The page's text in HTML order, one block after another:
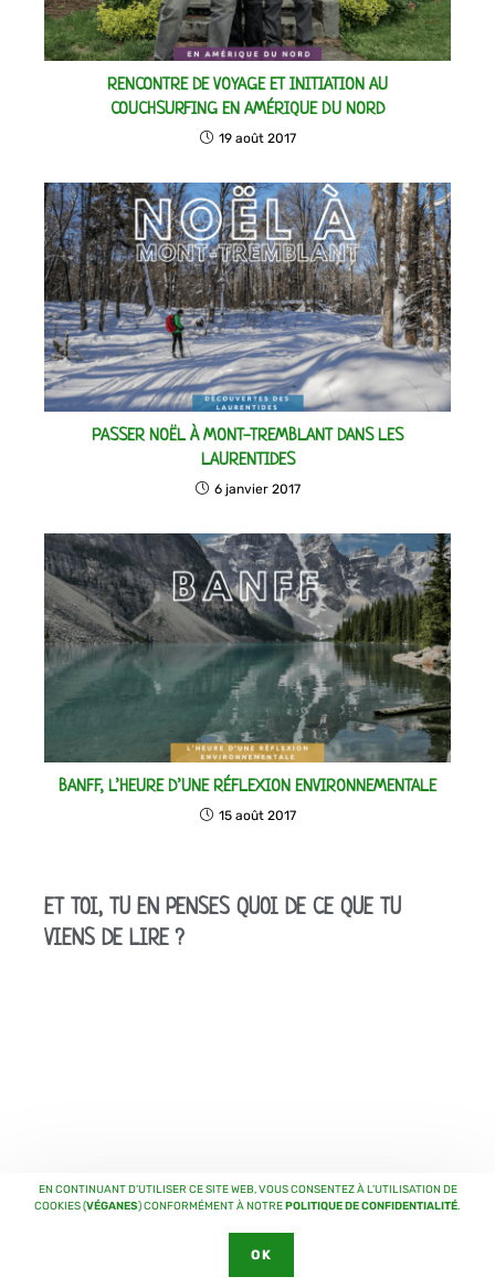
RENCONTRE DE VOYAGE ET INITIATION AU
COUCHSURFING EN AMÉRIQUE DU NORD
19 août 2017
PASSER NOËL À MONT-TREMBLANT DANS LES
LAURENTIDES
6 janvier 2017
BANFF, L’HEURE D’UNE RÉFLEXION ENVIRONNEMENTALE
15 août 2017
ET TOI, TU EN PENSES QUOI DE CE QUE TU
VIENS DE LIRE ?
EN CONTINUANT D’UTILISER CE SITE WEB, VOUS CONSENTEZ À L’UTILISATION DE
COOKIES (VÉGANES) CONFORMÉMENT À NOTREPOLITIQUE DE CONFIDENTIALITÉ.
OK